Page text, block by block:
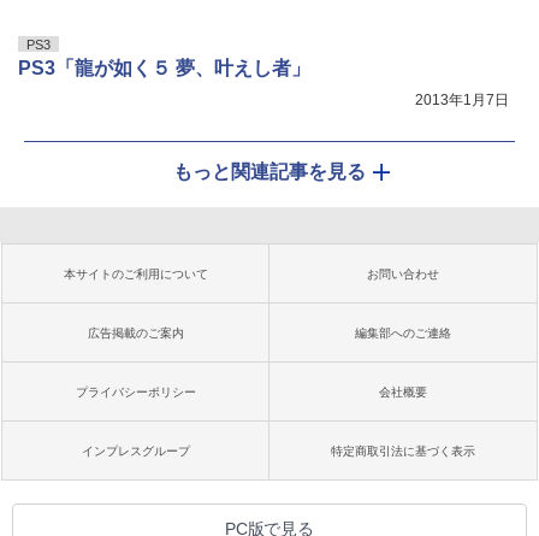
PS3
PS3「龍が如く５ 夢、叶えし者」
2013年1月7日
もっと関連記事を見る
本サイトのご利用について お問い合わせ
広告掲載のご案内 編集部へのご連絡
プライバシーポリシー 会社概要
インプレスグループ 特定商取引法に基づく表示
PC版で見る